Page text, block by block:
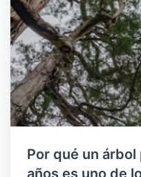
Por qué un
años es uno de